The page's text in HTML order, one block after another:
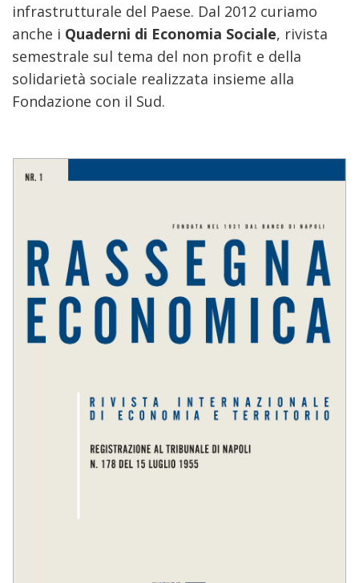
infrastrutturale del Paese. Dal 2012 curiamo
anche i Quaderni di Economia Sociale, rivista
semestrale sul tema del non profit e della
solidarietà sociale realizzata insieme alla
Fondazione con il Sud.